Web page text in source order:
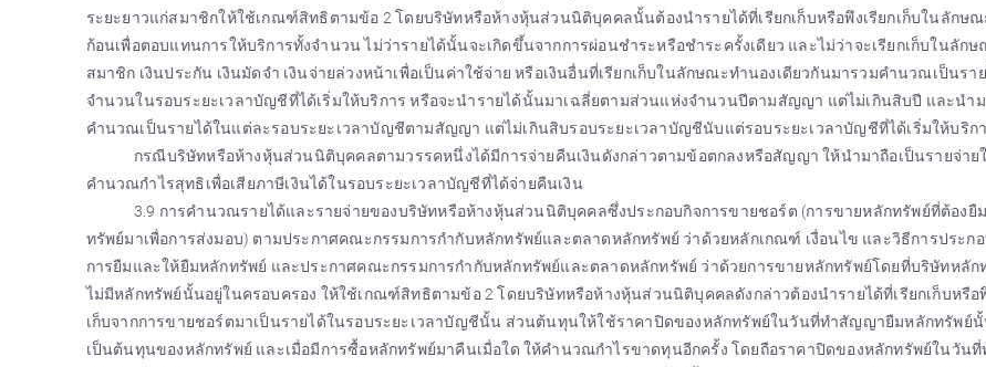
ระยะยาวแก่สมาชิกให้ใช้เกณฑ์สิทธิตามข้อ 2 โดยบริษัทหรือห้างหุ้นส่วนนิติบุคคลนั้นต้องนำรายได้ที่เรียกเก็บหรือพึงเรียกเก็บในลักษณ
ก้อนเพื่อตอบแทนการให้บริการทั้งจำนวน ไม่ว่ารายได้นั้นจะเกิดขึ้นจากการผ่อนชำระหรือชำระครั้งเดียว และไม่ว่าจะเรียกเก็บในลักษ
สมาชิก เงินประกัน เงินมัดจำ เงินจ่ายล่วงหน้าเพื่อเป็นค่าใช้จ่าย หรือเงินอื่นที่เรียกเก็บในลักษณะทำนองเดียวกันมารวมคำนวณเป็นรา
จำนวนในรอบระยะเวลาบัญชีที่ได้เริ่มให้บริการ หรือจะนำรายได้นั้นมาเฉลี่ยตามส่วนแห่งจำนวนปีตามสัญญา แต่ไม่เกินสิบปี และนำ
คำนวณเป็นรายได้ในแต่ละรอบระยะเวลาบัญชีตามสัญญา แต่ไม่เกินสิบรอบระยะเวลาบัญชีนับแต่รอบระยะเวลาบัญชีที่ได้เริ่มให้บริก
กรณีบริษัทหรือห้างหุ้นส่วนนิติบุคคลตามวรรคหนึ่งได้มีการจ่ายคืนเงินดังกล่าวตามข้อตกลงหรือสัญญา ให้นำมาถือเป็นรายจ่าย
คำนวณกำไรสุทธิเพื่อเสียภาษีเงินได้ในรอบระยะเวลาบัญชีที่ได้จ่ายคืนเงิน
3.9 การคำนวณรายได้และรายจ่ายของบริษัทหรือห้างหุ้นส่วนนิติบุคคลซึ่งประกอบกิจการขายชอร์ต (การขายหลักทรัพย์ที่ต้องยื
ทรัพย์มาเพื่อการส่งมอบ) ตามประกาศคณะกรรมการกำกับหลักทรัพย์และตลาดหลักทรัพย์ ว่าด้วยหลักเกณฑ์ เงื่อนไข และวิธีการประก
การยืมและให้ยืมหลักทรัพย์ และประกาศคณะกรรมการกำกับหลักทรัพย์และตลาดหลักทรัพย์ ว่าด้วยการขายหลักทรัพย์โดยที่บริษัทหลัก
ไม่มีหลักทรัพย์นั้นอยู่ในครอบครอง ให้ใช้เกณฑ์สิทธิตามข้อ 2 โดยบริษัทหรือห้างหุ้นส่วนนิติบุคคลดังกล่าวต้องนำรายได้ที่เรียกเก็บหรือ
เก็บจากการขายชอร์ตมาเป็นรายได้ในรอบระยะเวลาบัญชีนั้น ส่วนต้นทุนให้ใช้ราคาปิดของหลักทรัพย์ในวันที่ทำสัญญายืมหลักทรัพย์
เป็นต้นทุนของหลักทรัพย์ และเมื่อมีการซื้อหลักทรัพย์มาคืนเมื่อใด ให้คำนวณกำไรขาดทุนอีกครั้ง โดยถือราคาปิดของหลักทรัพย์ในวัน